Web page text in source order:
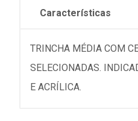
Características
TRINCHA MÉDIA COM
SELECIONADAS.
E ACRÍLICA.